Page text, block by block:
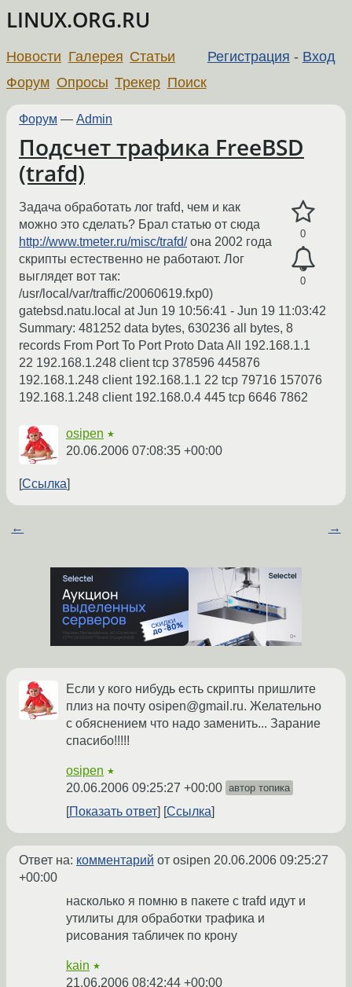
LINUX.ORG.RU
Регистрация - Вход
Новости Галерея Статьи
Форум Опросы Трекер Поиск
Форум — Admin
Подсчет трафика FreeBSD
(trafd)
0
0
Задача обработать лог trafd, чем и как
можно это сделать? Брал статью от сюда
http://www.tmeter.ru/misc/trafd/она 2002 года
скрипты естественно не работают. Лог
выглядет вот так:
/usr/local/var/traffic/20060619.fxp0)
gatebsd.natu.local at Jun 19 10:56:41 - Jun 19 11:03:42
Summary: 481252 data bytes, 630236 all bytes, 8
records From Port To Port Proto Data All 192.168.1.1
22 192.168.1.248 client tcp 378596 445876
192.168.1.248 client 192.168.1.1 22 tcp 79716 157076
192.168.1.248 client 192.168.0.4 445 tcp 6646 7862
osipen ★
20.06.2006 07:08:35 +00:00
Ссылка
← →
Если у кого нибудь есть скрипты пришлите
плиз на почту osipen@gmail.ru. Желательно
с обяснением что надо заменить... Зарание
спасибо!!!!!
osipen ★
20.06.2006 09:25:27 +00:00 автор топика
Показать ответ Ссылка
Ответ на: комментарий от osipen 20.06.2006 09:25:27
+00:00
насколько я помню в пакете с trafd идут и
утилиты для обработки трафика и
рисования табличек по крону
kain ★
21.06.2006 08:42:44 +00:00